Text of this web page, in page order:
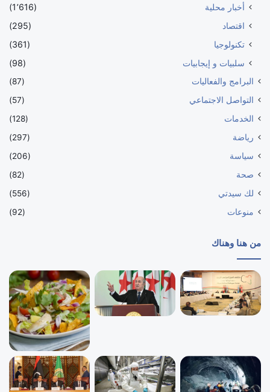
أخبار محلية
(1٬616)
اقتصاد
(295)
تكنولوجيا
(361)
سلبيات و إيجابيات
(98)
البرامج والفعاليات
(87)
التواصل الاجتماعي
(57)
الخدمات
(128)
رياضة
(297)
سياسة
(206)
صحة
(82)
لك سيدتي
(556)
منوعات
(92)
من هنا وهناك